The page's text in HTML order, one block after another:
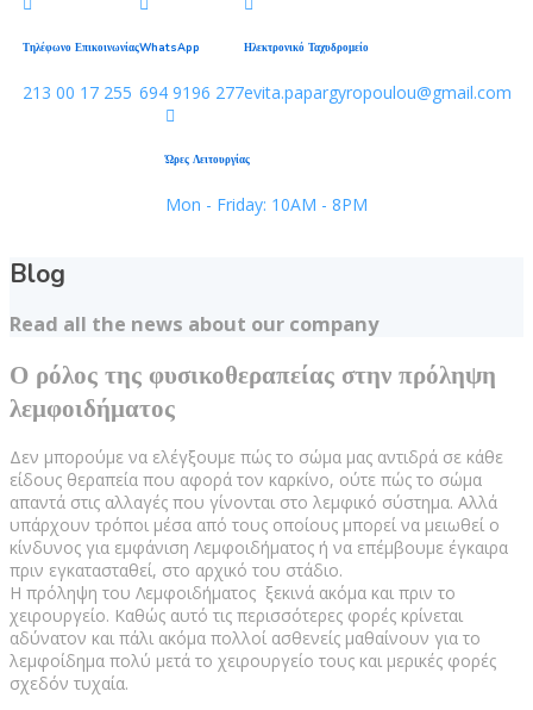
Τηλέφωνο Επικοινωνίας
213 00 17 255
WhatsApp
694 9196 277
Ηλεκτρονικό Ταχυδρομείο
evita.papargyropoulou@gmail.com
Ώρες Λειτουργίας
Mon - Friday: 10AM - 8PM
Blog
Read all the news about our company
Ο ρόλος της φυσικοθεραπείας στην πρόληψη
λεμφοιδήματος
Δεν μπορούμε να ελέγξουμε πώς το σώμα μας αντιδρά σε κάθε
είδους θεραπεία που αφορά τον καρκίνο, ούτε πώς το σώμα
απαντά στις αλλαγές που γίνονται στο λεμφικό σύστημα. Αλλά
υπάρχουν τρόποι μέσα από τους οποίους μπορεί να μειωθεί ο
κίνδυνος για εμφάνιση Λεμφοιδήματος ή να επέμβουμε έγκαιρα
πριν εγκατασταθεί, στο αρχικό του στάδιο.
Η πρόληψη του Λεμφοιδήματος ξεκινά ακόμα και πριν το
χειρουργείο. Καθώς αυτό τις περισσότερες φορές κρίνεται
αδύνατον και πάλι ακόμα πολλοί ασθενείς μαθαίνουν για το
λεμφοίδημα πολύ μετά το χειρουργείο τους και μερικές φορές
σχεδόν τυχαία.